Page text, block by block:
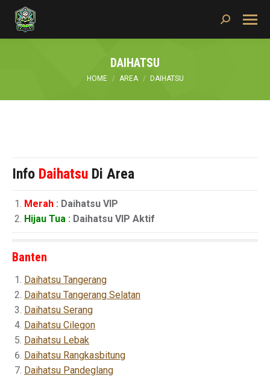
Search:
DAIHATSU
You are here:
HOME AREA DAIHATSU
Info Daihatsu Di Area
Merah : Daihatsu VIP
Hijau Tua : Daihatsu VIP Aktif
Banten
Daihatsu Tangerang
Daihatsu Tangerang Selatan
Daihatsu Serang
Daihatsu Cilegon
Daihatsu Lebak
Daihatsu Rangkasbitung
Daihatsu Pandeglang